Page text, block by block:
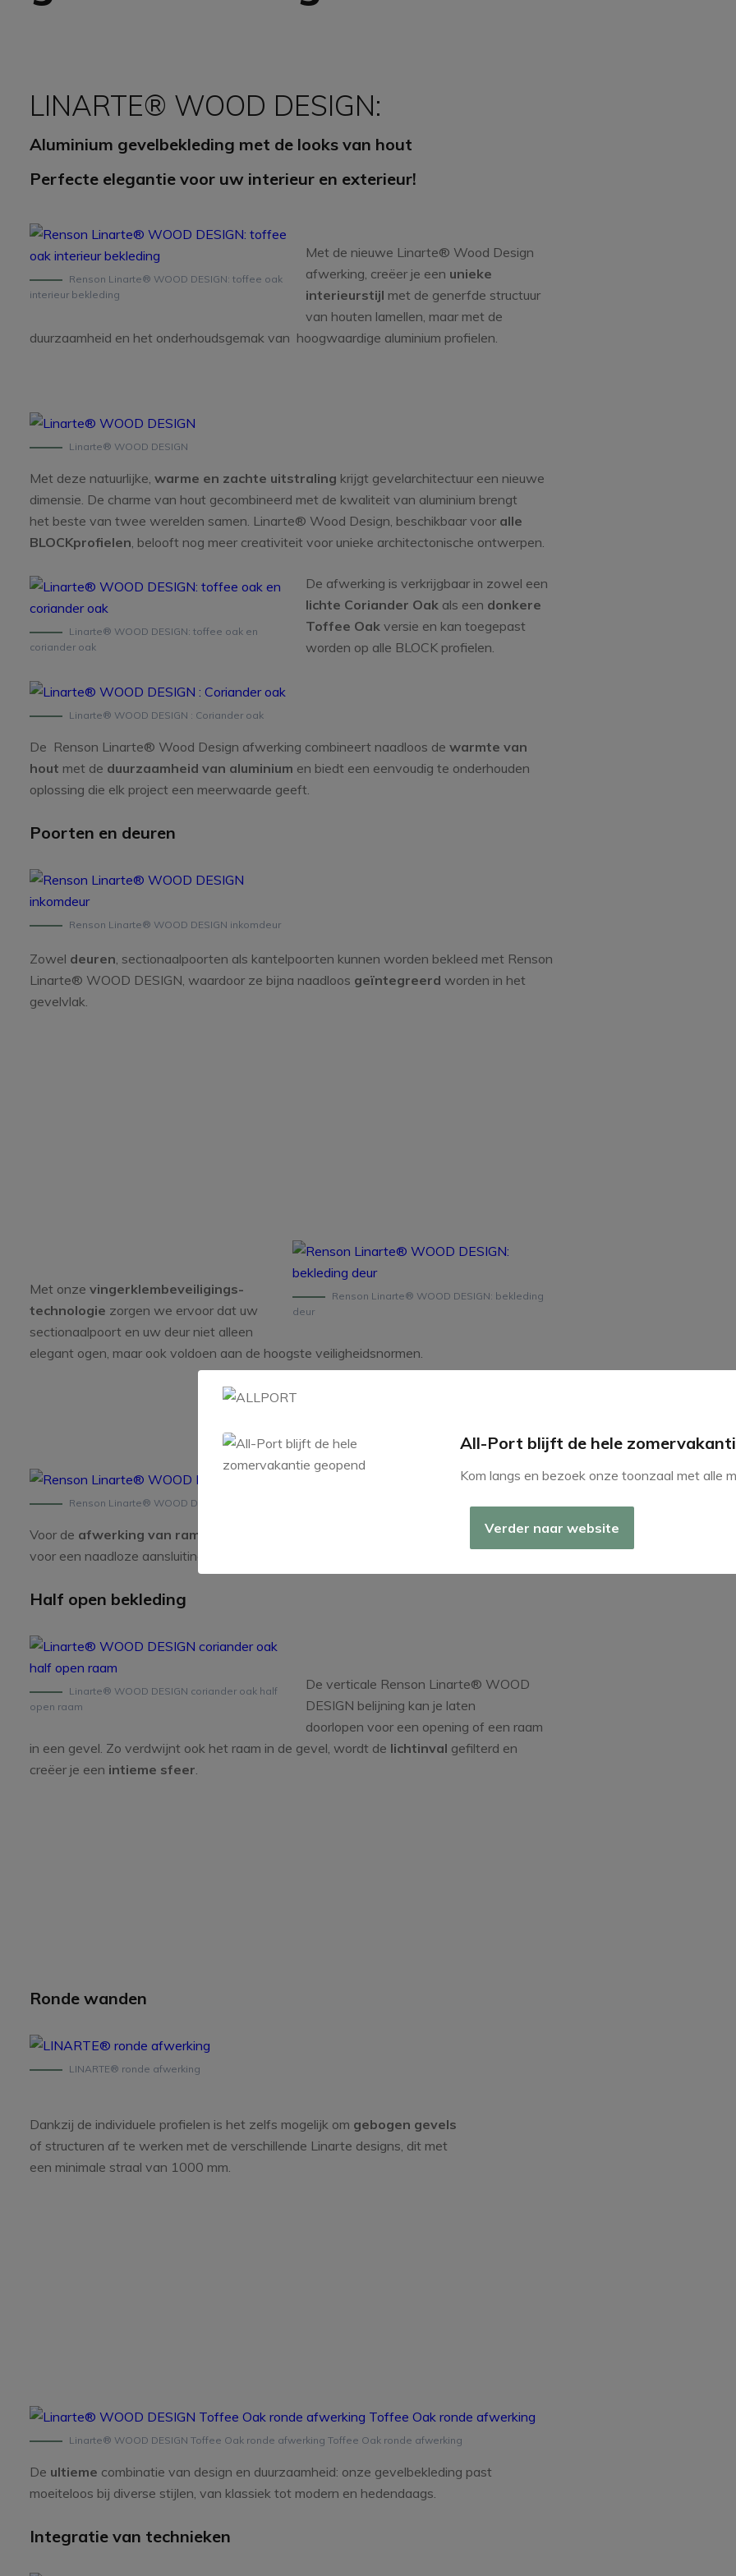
LINARTE® WOOD DESIGN:
Aluminium gevelbekleding met de looks van hout
Perfecte elegantie voor uw interieur en exterieur!
Renson Linarte® WOOD DESIGN: toffee oak
interieur bekleding
Met de nieuwe Linarte® Wood Design
afwerking, creëer je een unieke
interieurstijl met de generfde structuur
van houten lamellen, maar met de
duurzaamheid en het onderhoudsgemak van hoogwaardige aluminium profielen.
Linarte® WOOD DESIGN
Met deze natuurlijke, warme en zachte uitstraling krijgt gevelarchitectuur een nieuwe
dimensie. De charme van hout gecombineerd met de kwaliteit van aluminium brengt
het beste van twee werelden samen. Linarte® Wood Design, beschikbaar voor alle
BLOCKprofielen, belooft nog meer creativiteit voor unieke architectonische ontwerpen.
Linarte® WOOD DESIGN: toffee oak en
coriander oak
De afwerking is verkrijgbaar in zowel een
lichte Coriander Oak als een donkere
Toffee Oak versie en kan toegepast
worden op alle BLOCK profielen.
Linarte® WOOD DESIGN : Coriander oak
De Renson Linarte® Wood Design afwerking combineert naadloos de warmte van
hout met de duurzaamheid van aluminium en biedt een eenvoudig te onderhouden
oplossing die elk project een meerwaarde geeft.
Poorten en deuren
Renson Linarte® WOOD DESIGN inkomdeur
Zowel deuren, sectionaalpoorten als kantelpoorten kunnen worden bekleed met Renson
Linarte® WOOD DESIGN, waardoor ze bijna naadloos geïntegreerd worden in het
gevelvlak.
Renson Linarte® WOOD DESIGN: bekleding
deur
Met onze vingerklembeveiligings-
technologie zorgen we ervoor dat uw
sectionaalpoort en uw deur niet alleen
elegant ogen, maar ook voldoen aan de hoogste veiligheidsnormen.
Renson Linarte® WOOD DESIGN toffee oak
Voor de afwerking van ramen
biedt het Renson Linarte® WOOD DESIGN ook opties
voor een naadloze aansluiting.
Half open bekleding
Linarte® WOOD DESIGN coriander oak half
open raam
De verticale Renson Linarte® WOOD
DESIGN belijning kan je laten
doorlopen voor een opening of een raam
in een gevel. Zo verdwijnt ook het raam in de gevel, wordt de lichtinval gefilterd en
creëer je een intieme sfeer.
Ronde wanden
LINARTE® ronde afwerking
Dankzij de individuele profielen is het zelfs mogelijk om gebogen gevels
of structuren af te werken met de verschillende Linarte designs, dit met
een minimale straal van 1000 mm.
Linarte® WOOD DESIGN Toffee Oak ronde afwerking Toffee Oak ronde afwerking
De ultieme combinatie van design en duurzaamheid: onze gevelbekleding past
moeiteloos bij diverse stijlen, van klassiek tot modern en hedendaags.
Integratie van technieken
All-Port blijft de hele
Kom langs en bezoek onze toonzaal met alle
Verder naar website